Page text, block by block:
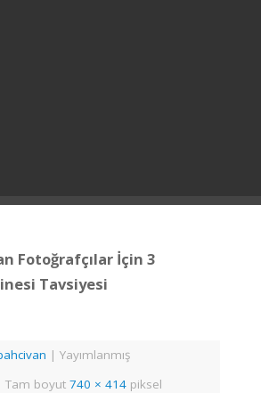
Fotoğrafçılar İçin 3
Tavsiyesi
| Yayımlanmış
Tam boyut 740 × 414 piksel